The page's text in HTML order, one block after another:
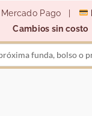
Mercado Pago |
Cambios sin costo